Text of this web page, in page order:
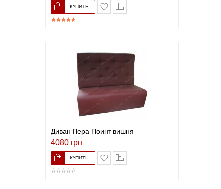
В список желаний
Диван Пера Поинт вишня
4080 грн
В список желаний